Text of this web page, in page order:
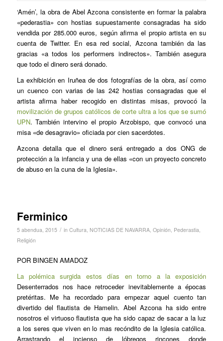
‘Amén’, la obra de Abel Azcona consistente en formar la palabra
«pederastia» con hostias supuestamente consagradas ha sido
vendida por 285.000 euros, según afirma el propio artista en su
cuenta de Twitter. En esa red social, Azcona también da las
gracias «a todos los performers indirectos». También asegura
que todo el dinero será donado.
La exhibición en Iruñea de dos fotografías de la obra, así como
un cuenco con varias de las 242 hostias consagradas que el
artista afirma haber recogido en distintas misas, provocó la
movilización de grupos católicos de corte ultra a los que se sumó
UPN. También intervino el propio Arzobispo, que convocó una
misa «de desagravio» oficiada por cien sacerdotes.
Azcona detalla que el dinero será entregado a dos ONG de
protección a la infancia y una de ellas «con un proyecto concreto
de abuso en la cuna de la Iglesia».
Ferminico
5 abendua, 2015 / in Cultura, NOTICIAS DE NAVARRA, Opinión, Pederastia,
Religión
POR BINGEN AMADOZ
La polémica surgida estos días en torno a la exposición
Desenterrados nos hace retroceder inevitablemente a épocas
pretéritas. Me ha recordado para empezar aquel cuento tan
divertido del flautista de Hamelin. Abel Azcona ha sido entre
nosotros el virtuoso flautista que ha sido capaz de sacar a la luz
a los seres que viven en lo mas recóndito de la Iglesia católica.
Arrastrando el incienso de lóbregos rincones donde